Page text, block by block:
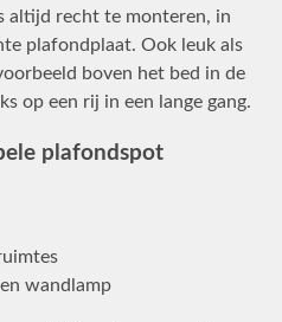
altijd recht te monteren, in
plafondplaat. Ook leuk als
boven het bed in de
op een rij in een lange gang.
plafondspot
wandlamp